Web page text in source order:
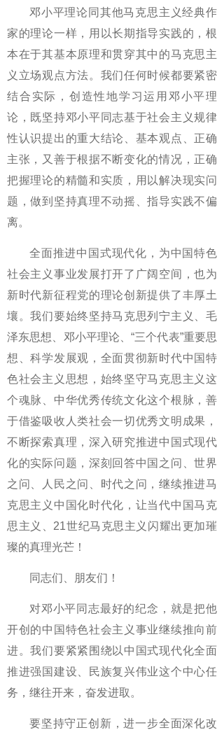
邓小平理论同其他马克思主义经典作
家的理论一样，用以长期指导实践的，根
本在于其基本原理和贯穿其中的马克思主
义立场观点方法。我们任何时候都要紧密
结合实际，创造性地学习运用邓小平理
论，既坚持邓小平同志基于社会主义规律
性认识提出的重大结论、基本观点、正确
主张，又善于根据不断变化的情况，正确
把握理论的精髓和实质，用以解决现实问
题，做到坚持真理不动摇、指导实践不偏
离。
全面推进中国式现代化，为中国特色
社会主义事业发展打开了广阔空间，也为
新时代新征程党的理论创新提供了丰厚土
壤。我们要始终坚持马克思列宁主义、毛
泽东思想、邓小平理论、“三个代表”重要思
想、科学发展观，全面贯彻新时代中国特
色社会主义思想，始终坚守马克思主义这
个魂脉、中华优秀传统文化这个根脉，善
于借鉴吸收人类社会一切优秀文明成果，
不断探索真理，深入研究推进中国式现代
化的实际问题，深刻回答中国之问、世界
之问、人民之问、时代之问，继续推进马
克思主义中国化时代化，让当代中国马克
思主义、21世纪马克思主义闪耀出更加璀
璨的真理光芒！
同志们、朋友们！
对邓小平同志最好的纪念，就是把他
开创的中国特色社会主义事业继续推向前
进。我们要紧紧围绕以中国式现代化全面
推进强国建设、民族复兴伟业这个中心任
务，继往开来，奋发进取。
要坚持守正创新，进一步全面深化改